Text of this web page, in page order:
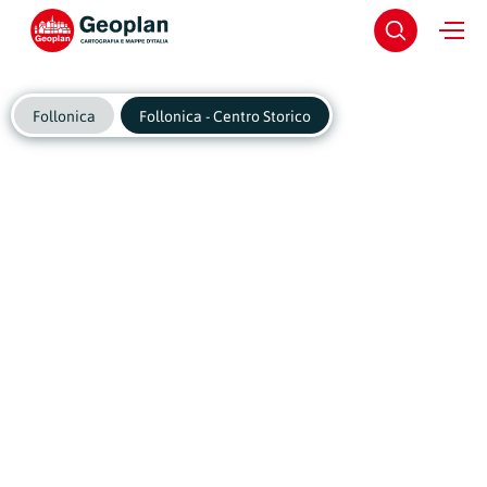
Follonica Follonica - Centro Storico